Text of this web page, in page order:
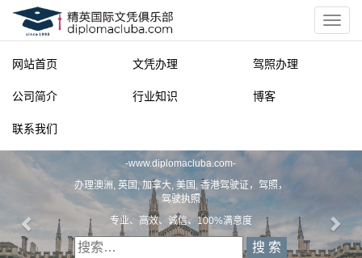
网站首页 文凭办理 驾照办理
公司简介 行业知识 博客
联系我们
-www.diplomacluba.com-
办理澳洲, 英国, 加拿大, 美国, 香港驾驶证，驾照，
驾驶执照
专业、高效、诚信、100%满意度